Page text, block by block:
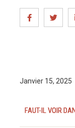
Janvier 15, 2025
FAUT-IL VOIR